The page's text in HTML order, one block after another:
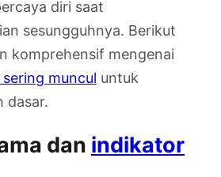
diri saat
sesungguhnya. Berikut
komprehensif mengenai
muncul untuk
dasar.
dan indikator